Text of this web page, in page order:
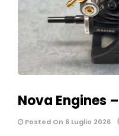
Nova Engines
Posted On 6 Luglio 2026